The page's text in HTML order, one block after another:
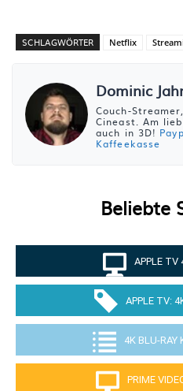
SCHLAGWÖRTER Netflix
Dominic
Couch-
Cineast. Am
auch in 3D!
Kaffeekasse
Beliebte
APPLE TV
APPLE TV:
4K BLU-RAY
PRIME